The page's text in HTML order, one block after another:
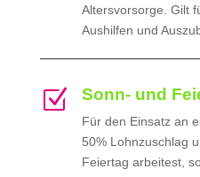
Altersvorsorge. Gilt
Aushilfen und
Z Sonn- und
Für den Einsatz an
50% Lohnzuschlag
Feiertag arbeitest,